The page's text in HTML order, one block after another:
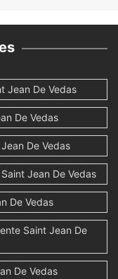
Jean De Vedas
De Vedas
De Vedas
Jean De Vedas
De Vedas
Saint Jean De
De Vedas